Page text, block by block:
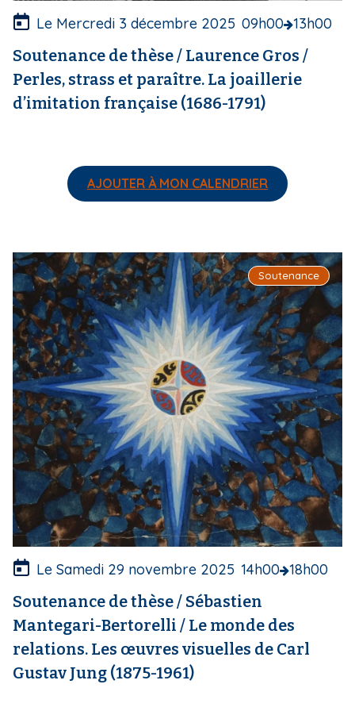
e
Le Mercredi 3 décembre 2025 09h00 13h00
Soutenance de thèse / Laurence Gros /
Perles, strass et paraître. La joaillerie
d’imitation française (1686-1791)
AJOUTER À MON CALENDRIER
Soutenance
I
m
a
g
e
d
e
c
o
u
v
e
r
t
u
r
e
Le Samedi 29 novembre 2025 14h00 18h00
Soutenance de thèse / Sébastien
Mantegari-Bertorelli / Le monde des
relations. Les œuvres visuelles de Carl
Gustav Jung (1875-1961)